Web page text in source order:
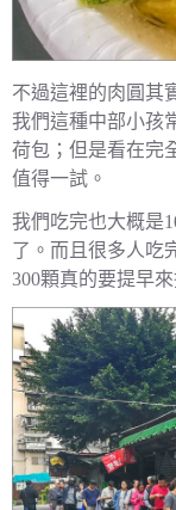
不過這裡的肉圓其
我們這種中部小孩
荷包；但是看在完
值得一試。
我們吃完也大概是
了。而且很多人吃
300顆真的要提早